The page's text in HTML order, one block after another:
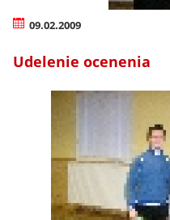
09.02.2009
Udelenie ocenenia